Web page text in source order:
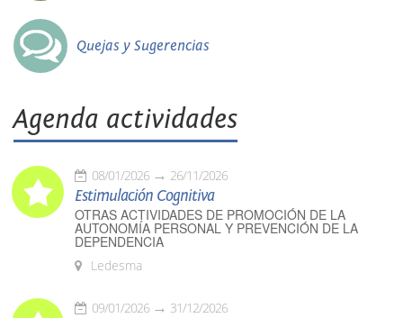
Quejas y Sugerencias
Agenda actividades
08/01/2026 26/11/2026
Estimulación Cognitiva
OTRAS ACTIVIDADES DE PROMOCIÓN DE LA
AUTONOMÍA PERSONAL Y PREVENCIÓN DE LA
DEPENDENCIA
Ledesma
09/01/2026 31/12/2026